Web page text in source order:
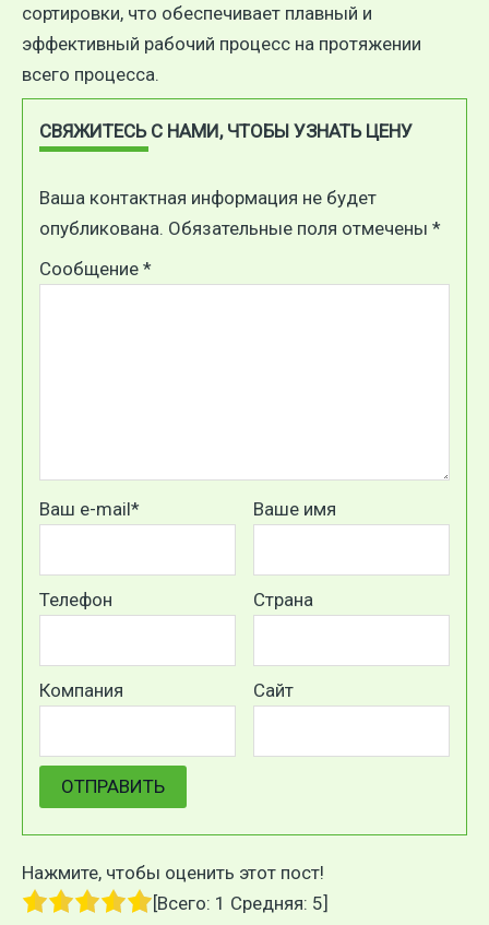
сортировки, что обеспечивает плавный и
эффективный рабочий процесс на протяжении
всего процесса.
СВЯЖИТЕСЬ С НАМИ, ЧТОБЫ УЗНАТЬ ЦЕНУ
Ваша контактная информация не будет
опубликована. Обязательные поля отмечены *
Сообщение *
Ваш e-mail* Ваше имя
Телефон Страна
Компания Сайт
Нажмите, чтобы оценить этот пост!
[Всего: 1 Средняя: 5]